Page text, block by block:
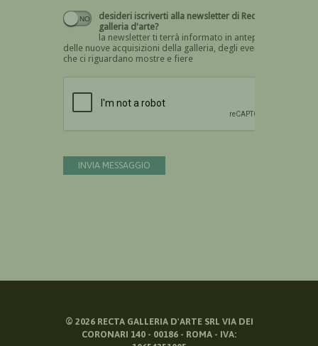
desideri iscriverti alla newsletter di Recta
galleria d'arte?
la newsletter ti terrà informato in anteprima
delle nuove acquisizioni della galleria, degli eventi
che ci riguardano mostre e fiere
INVIA MESSAGGIO
© 2026RECTA GALLERIA D'ARTE SRL VIA DEI
CORONARI 140 - 00186 - ROMA - IVA: